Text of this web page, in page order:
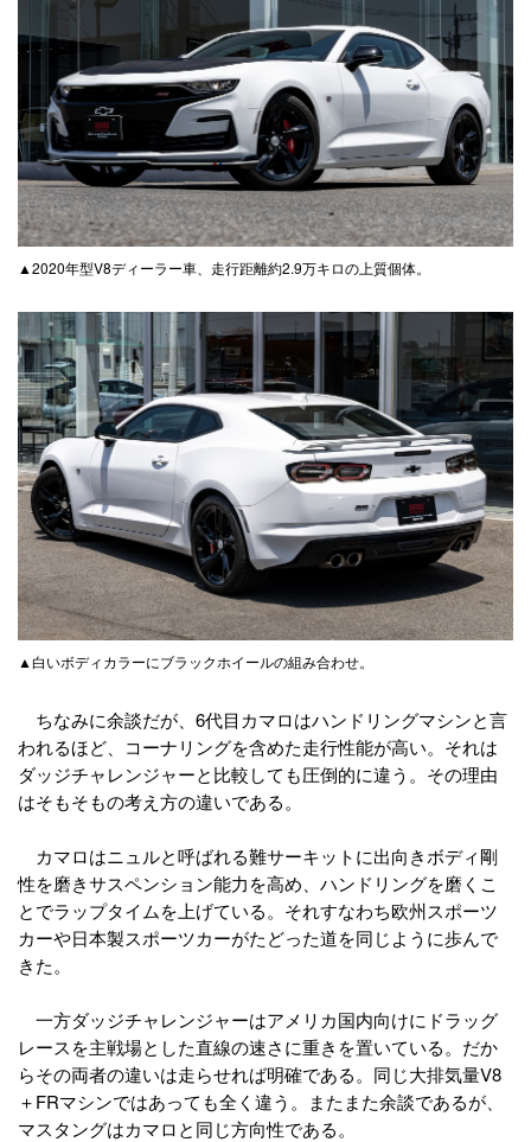
▲2020年型V8ディーラー車、走行距離約2.9万キロの上質個体。
▲白いボディカラーにブラックホイールの組み合わせ。
ちなみに余談だが、6代目カマロはハンドリングマシンと言
われるほど、コーナリングを含めた走行性能が高い。それは
ダッジチャレンジャーと比較しても圧倒的に違う。その理由
はそもそもの考え方の違いである。
カマロはニュルと呼ばれる難サーキットに出向きボディ剛
性を磨きサスペンション能力を高め、ハンドリングを磨くこ
とでラップタイムを上げている。それすなわち欧州スポーツ
カーや日本製スポーツカーがたどった道を同じように歩んで
きた。
一方ダッジチャレンジャーはアメリカ国内向けにドラッグ
レースを主戦場とした直線の速さに重きを置いている。だか
らその両者の違いは走らせれば明確である。同じ大排気量V8
＋FRマシンではあっても全く違う。またまた余談であるが、
マスタングはカマロと同じ方向性である。